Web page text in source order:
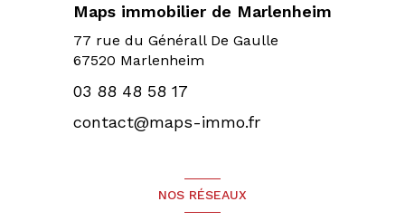
Maps immobilier de Marlenheim
77 rue du Générall De Gaulle
67520 Marlenheim
03 88 48 58 17
contact@maps-immo.fr
NOS RÉSEAUX